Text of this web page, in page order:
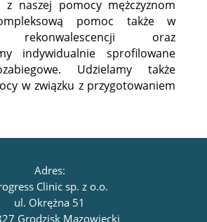
z naszej pomocy mężczyznom
pomoc także w
rekonwalescencji oraz
indywidualnie sprofilowane
Udzielamy także
w związku z przygotowaniem
Adres:
Clinic sp. z o.o.
ul. Okrężna 51
Grodzisk Mazowiecki